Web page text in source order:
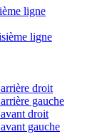
ligne
ligne
droit
gauche
droit
gauche